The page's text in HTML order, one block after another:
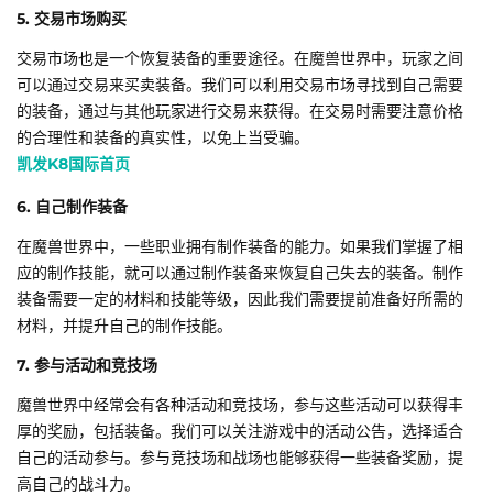
5. 交易市场购买
交易市场也是一个恢复装备的重要途径。在魔兽世界中，玩家之间
可以通过交易来买卖装备。我们可以利用交易市场寻找到自己需要
的装备，通过与其他玩家进行交易来获得。在交易时需要注意价格
的合理性和装备的真实性，以免上当受骗。
凯发K8国际首页
6. 自己制作装备
在魔兽世界中，一些职业拥有制作装备的能力。如果我们掌握了相
应的制作技能，就可以通过制作装备来恢复自己失去的装备。制作
装备需要一定的材料和技能等级，因此我们需要提前准备好所需的
材料，并提升自己的制作技能。
7. 参与活动和竞技场
魔兽世界中经常会有各种活动和竞技场，参与这些活动可以获得丰
厚的奖励，包括装备。我们可以关注游戏中的活动公告，选择适合
自己的活动参与。参与竞技场和战场也能够获得一些装备奖励，提
高自己的战斗力。